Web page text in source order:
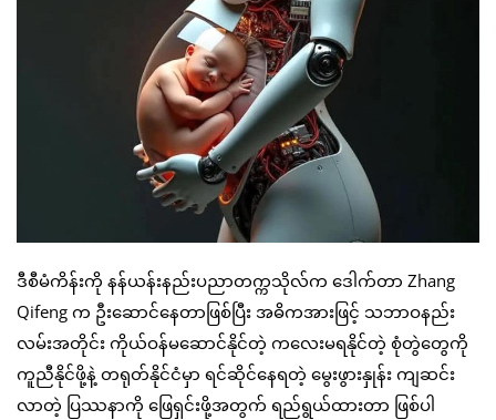
ဒီစီမံကိန်းကို နန်ယန်းနည်းပညာတက္ကသိုလ်က ဒေါက်တာ Zhang
Qifeng က ဦးဆောင်နေတာဖြစ်ပြီး အဓိကအားဖြင့် သဘာဝနည်း
လမ်းအတိုင်း ကိုယ်ဝန်မဆောင်နိုင်တဲ့ ကလေးမရနိုင်တဲ့ စုံတွဲတွေကို
ကူညီနိုင်ဖို့နဲ့ တရုတ်နိုင်ငံမှာ ရင်ဆိုင်နေရတဲ့ မွေးဖွားနှုန်း ကျဆင်း
လာတဲ့ ပြဿနာကို ဖြေရှင်းဖို့အတွက် ရည်ရွယ်ထားတာ ဖြစ်ပါ